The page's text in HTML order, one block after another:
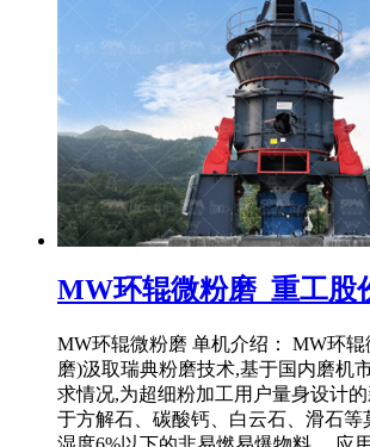
MW环辊微粉磨_重工股
MW环辊微粉磨 单机介绍： MW环
磨)汲取瑞典粉磨技术,基于国内磨机
求情况,为超细粉加工用户量身设计
于方解石、碳酸钙、白云石、滑石等